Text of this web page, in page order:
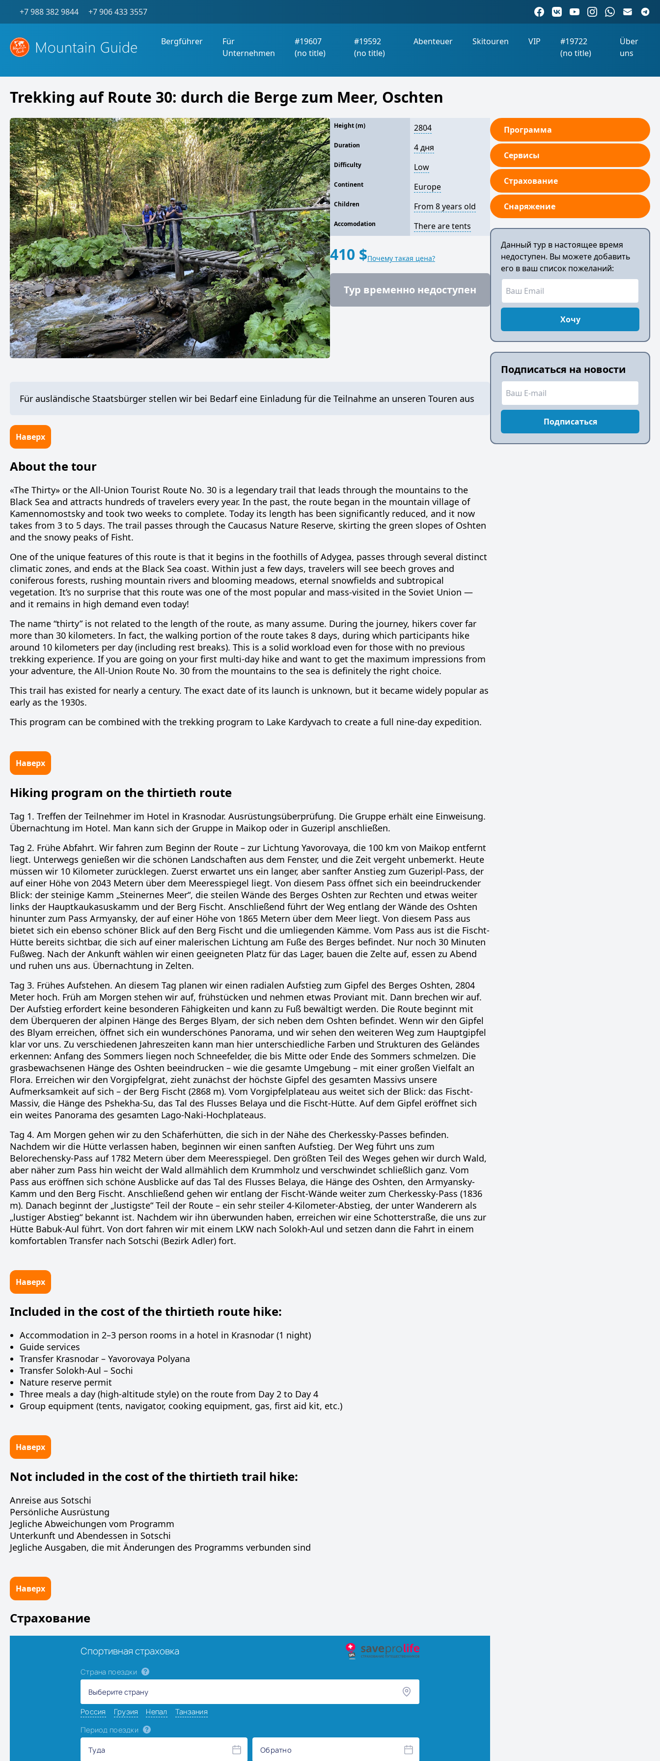
+7 988 382 9844 +7 906 433 3557
Bergführer
Für
Unternehmen
#19607
(no title)
#19592
(no title)
Abenteuer Skitouren VIP
#19722
(no title)
Über
uns
Trekking auf Route 30: durch die Berge zum Meer, Oschten
Height (m) 2804
Duration 4 дня
Difficulty Low
Continent Europe
Children From 8 years old
Accomodation There are tents
410 $Почему такая цена?
Тур временно недоступен
Für ausländische Staatsbürger stellen wir bei Bedarf eine Einladung für die Teilnahme an unseren Touren aus
Наверх
About the tour
«The Thirty» or the All-Union Tourist Route No. 30 is a legendary trail that leads through the mountains to the
Black Sea and attracts hundreds of travelers every year. In the past, the route began in the mountain village of
Kamennomostsky and took two weeks to complete. Today its length has been significantly reduced, and it now
takes from 3 to 5 days. The trail passes through the Caucasus Nature Reserve, skirting the green slopes of Oshten
and the snowy peaks of Fisht.
One of the unique features of this route is that it begins in the foothills of Adygea, passes through several distinct
climatic zones, and ends at the Black Sea coast. Within just a few days, travelers will see beech groves and
coniferous forests, rushing mountain rivers and blooming meadows, eternal snowfields and subtropical
vegetation. It’s no surprise that this route was one of the most popular and mass-visited in the Soviet Union —
and it remains in high demand even today!
The name “thirty” is not related to the length of the route, as many assume. During the journey, hikers cover far
more than 30 kilometers. In fact, the walking portion of the route takes 8 days, during which participants hike
around 10 kilometers per day (including rest breaks). This is a solid workload even for those with no previous
trekking experience. If you are going on your first multi-day hike and want to get the maximum impressions from
your adventure, the All-Union Route No. 30 from the mountains to the sea is definitely the right choice.
This trail has existed for nearly a century. The exact date of its launch is unknown, but it became widely popular as
early as the 1930s.
This program can be combined with the trekking program to Lake Kardyvach to create a full nine-day expedition.
Наверх
Hiking program on the thirtieth route
Tag 1. Treffen der Teilnehmer im Hotel in Krasnodar. Ausrüstungsüberprüfung. Die Gruppe erhält eine Einweisung.
Übernachtung im Hotel. Man kann sich der Gruppe in Maikop oder in Guzeripl anschließen.
Tag 2. Frühe Abfahrt. Wir fahren zum Beginn der Route – zur Lichtung Yavorovaya, die 100 km von Maikop entfernt
liegt. Unterwegs genießen wir die schönen Landschaften aus dem Fenster, und die Zeit vergeht unbemerkt. Heute
müssen wir 10 Kilometer zurücklegen. Zuerst erwartet uns ein langer, aber sanfter Anstieg zum Guzeripl-Pass, der
auf einer Höhe von 2043 Metern über dem Meeresspiegel liegt. Von diesem Pass öffnet sich ein beeindruckender
Blick: der steinige Kamm „Steinernes Meer“, die steilen Wände des Berges Oshten zur Rechten und etwas weiter
links der Hauptkaukasuskamm und der Berg Fischt. Anschließend führt der Weg entlang der Wände des Oshten
hinunter zum Pass Armyansky, der auf einer Höhe von 1865 Metern über dem Meer liegt. Von diesem Pass aus
bietet sich ein ebenso schöner Blick auf den Berg Fischt und die umliegenden Kämme. Vom Pass aus ist die Fischt-
Hütte bereits sichtbar, die sich auf einer malerischen Lichtung am Fuße des Berges befindet. Nur noch 30 Minuten
Fußweg. Nach der Ankunft wählen wir einen geeigneten Platz für das Lager, bauen die Zelte auf, essen zu Abend
und ruhen uns aus. Übernachtung in Zelten.
Tag 3. Frühes Aufstehen. An diesem Tag planen wir einen radialen Aufstieg zum Gipfel des Berges Oshten, 2804
Meter hoch. Früh am Morgen stehen wir auf, frühstücken und nehmen etwas Proviant mit. Dann brechen wir auf.
Der Aufstieg erfordert keine besonderen Fähigkeiten und kann zu Fuß bewältigt werden. Die Route beginnt mit
dem Überqueren der alpinen Hänge des Berges Blyam, der sich neben dem Oshten befindet. Wenn wir den Gipfel
des Blyam erreichen, öffnet sich ein wunderschönes Panorama, und wir sehen den weiteren Weg zum Hauptgipfel
klar vor uns. Zu verschiedenen Jahreszeiten kann man hier unterschiedliche Farben und Strukturen des Geländes
erkennen: Anfang des Sommers liegen noch Schneefelder, die bis Mitte oder Ende des Sommers schmelzen. Die
grasbewachsenen Hänge des Oshten beeindrucken – wie die gesamte Umgebung – mit einer großen Vielfalt an
Flora. Erreichen wir den Vorgipfelgrat, zieht zunächst der höchste Gipfel des gesamten Massivs unsere
Aufmerksamkeit auf sich – der Berg Fischt (2868 m). Vom Vorgipfelplateau aus weitet sich der Blick: das Fischt-
Massiv, die Hänge des Pshekha-Su, das Tal des Flusses Belaya und die Fischt-Hütte. Auf dem Gipfel eröffnet sich
ein weites Panorama des gesamten Lago-Naki-Hochplateaus.
Tag 4. Am Morgen gehen wir zu den Schäferhütten, die sich in der Nähe des Cherkessky-Passes befinden.
Nachdem wir die Hütte verlassen haben, beginnen wir einen sanften Aufstieg. Der Weg führt uns zum
Belorechensky-Pass auf 1782 Metern über dem Meeresspiegel. Den größten Teil des Weges gehen wir durch Wald,
aber näher zum Pass hin weicht der Wald allmählich dem Krummholz und verschwindet schließlich ganz. Vom
Pass aus eröffnen sich schöne Ausblicke auf das Tal des Flusses Belaya, die Hänge des Oshten, den Armyansky-
Kamm und den Berg Fischt. Anschließend gehen wir entlang der Fischt-Wände weiter zum Cherkessky-Pass (1836
m). Danach beginnt der „lustigste“ Teil der Route – ein sehr steiler 4-Kilometer-Abstieg, der unter Wanderern als
„lustiger Abstieg“ bekannt ist. Nachdem wir ihn überwunden haben, erreichen wir eine Schotterstraße, die uns zur
Hütte Babuk-Aul führt. Von dort fahren wir mit einem LKW nach Solokh-Aul und setzen dann die Fahrt in einem
komfortablen Transfer nach Sotschi (Bezirk Adler) fort.
Наверх
Included in the cost of the thirtieth route hike:
Accommodation in 2–3 person rooms in a hotel in Krasnodar (1 night)
Guide services
Transfer Krasnodar – Yavorovaya Polyana
Transfer Solokh-Aul – Sochi
Nature reserve permit
Three meals a day (high-altitude style) on the route from Day 2 to Day 4
Group equipment (tents, navigator, cooking equipment, gas, first aid kit, etc.)
Наверх
Not included in the cost of the thirtieth trail hike:
Anreise aus Sotschi
Persönliche Ausrüstung
Jegliche Abweichungen vom Programm
Unterkunft und Abendessen in Sotschi
Jegliche Ausgaben, die mit Änderungen des Programms verbunden sind
Наверх
Страхование
Программа
Сервисы
Страхование
Снаряжение
Данный тур в настоящее время
недоступен. Вы можете добавить
его в ваш список пожеланий:
Хочу
Подписаться на новости
Подписаться